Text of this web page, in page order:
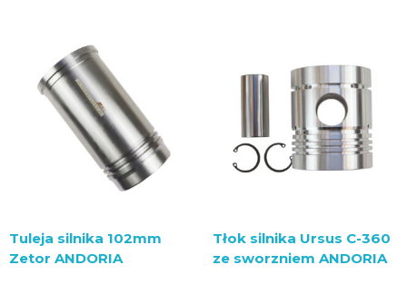
Tuleja silnika 102mm
Zetor ANDORIA
Tłok silnika Ursus C-360
ze sworzniem ANDORIA